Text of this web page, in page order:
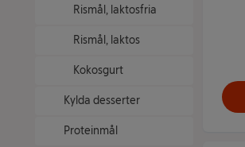
Rismål, laktosfria
Rismål, laktos
Kokosgurt
Kylda desserter
Proteinmål